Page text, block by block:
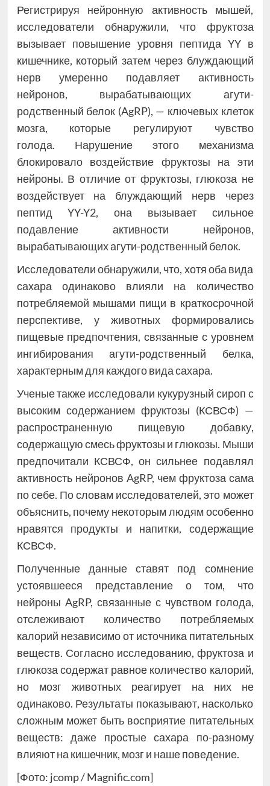
Регистрируя нейронную активность мышей,
исследователи обнаружили, что фруктоза
вызывает повышение уровня пептида YY в
кишечнике, который затем через блуждающий
нерв умеренно подавляет активность
нейронов, вырабатывающих агути-
родственный белок (AgRP), — ключевых клеток
мозга, которые регулируют чувство
голода. Нарушение этого механизма
блокировало воздействие фруктозы на эти
нейроны. В отличие от фруктозы, глюкоза не
воздействует на блуждающий нерв через
пептид YY-Y2, она вызывает сильное
подавление активности нейронов,
вырабатывающих агути-родственный белок.
Исследователи обнаружили, что, хотя оба вида
сахара одинаково влияли на количество
потребляемой мышами пищи в краткосрочной
перспективе, у животных формировались
пищевые предпочтения, связанные с уровнем
ингибирования агути-родственный белка,
характерным для каждого вида сахара.
Ученые также исследовали кукурузный сироп с
высоким содержанием фруктозы (КСВСФ) —
распространенную пищевую добавку,
содержащую смесь фруктозы и глюкозы. Мыши
предпочитали КСВСФ, он сильнее подавлял
активность нейронов AgRP, чем фруктоза сама
по себе. По словам исследователей, это может
объяснить, почему некоторым людям особенно
нравятся продукты и напитки, содержащие
КСВСФ.
Полученные данные ставят под сомнение
устоявшееся представление о том, что
нейроны AgRP, связанные с чувством голода,
отслеживают количество потребляемых
калорий независимо от источника питательных
веществ. Согласно исследованию, фруктоза и
глюкоза содержат равное количество калорий,
но мозг животных реагирует на них не
одинаково. Результаты показывают, насколько
сложным может быть восприятие питательных
веществ: даже простые сахара по-разному
влияют на кишечник, мозг и наше поведение.
[Фото: jcomp / Magnific.com]